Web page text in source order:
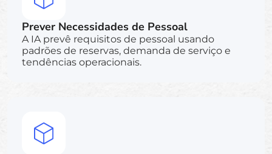
Prever Necessidades de Pessoal
A IA prevê requisitos de pessoal usando
padrões de reservas, demanda de serviço e
tendências operacionais.